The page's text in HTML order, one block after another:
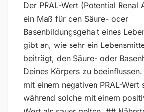
Der PRAL-Wert (Potential Renal
ein Maß für den Säure- oder
Basenbildungsgehalt eines
gibt an, wie sehr ein
beiträgt, den Säure- oder
Deines Körpers zu
mit einem negativen PRAL-Wert
während solche mit einem